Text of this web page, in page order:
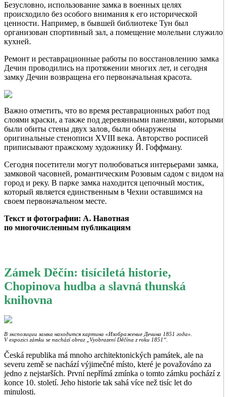
Безусловно, использование замка в военных целях
происходило без особого внимания к его исторической
ценности. Например, в бывшей библиотеке Тун был
организован спортивный зал, а помещение молельни служило
кухней.
Ремонт и реставрационные работы по восстановлению замка
Дечин проводились на протяжении многих лет, и сегодня
замку Дечин возвращена его первоначальная красота.
Важно отметить, что во время реставрационных работ под
слоями краски, а также под деревянными панелями, которыми
были обиты стены двух залов, были обнаружены
оригинальные стенописи XVIII века. Авторство росписей
приписывают пражскому художнику Й. Гоффману.
Сегодня посетители могут полюбоваться интерьерами замка,
замковой часовней, романтическим Розовым садом с видом на
город и реку. В парке замка находится цепочный мостик,
который является единственным в Чехии оставшимся на
своем первоначальном месте.
Текст и фотографии: А. Навотная
по многочисленным публикациям
Zámek Děčín: tisíciletá historie,
Chopinova hudba a slavná thunská
knihovna
В экспозиции замка находится картина «Изображение Дечина 1851 года».
V expozici zámku se nachází obraz „Vyobrazení Děčína z roku 1851“.
Česká republika má mnoho architektonických památek, ale na
severu země se nachází výjimečné místo, které je považováno za
jedno z nejstarších. První nepřímá zmínka o tomto zámku pochází z
konce 10. století. Jeho historie tak sahá více než tisíc let do
minulosti.